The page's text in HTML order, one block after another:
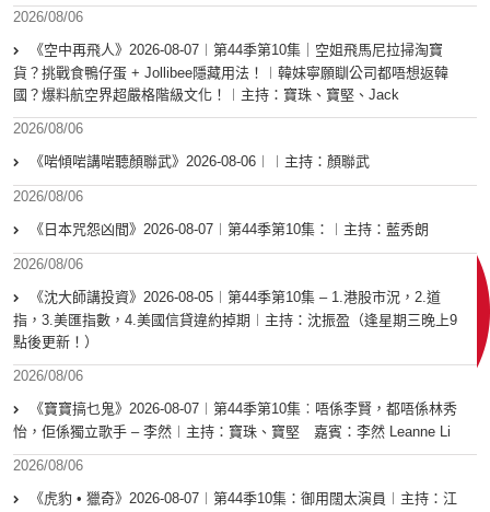
2026/08/06
《空中再飛人》2026-08-07︱第44季第10集｜空姐飛馬尼拉掃淘寶
貨？挑戰食鴨仔蛋 + Jollibee隱藏用法！︱韓妹寧願瞓公司都唔想返韓
國？爆料航空界超嚴格階級文化！︱主持：寶珠、寶堅、Jack
2026/08/06
《啱傾啱講啱聽顏聯武》2026-08-06︱︱主持：顏聯武
2026/08/06
《日本咒怨凶間》2026-08-07︱第44季第10集：︱主持：藍秀朗
2026/08/06
《沈大師講投資》2026-08-05︱第44季第10集 – 1.港股市況，2.道
指，3.美匯指數，4.美國信貸違約掉期︱主持：沈振盈（逢星期三晚上9
點後更新！）
2026/08/06
《寶寶搞乜鬼》2026-08-07︱第44季第10集︰唔係李賢，都唔係林秀
怡，佢係獨立歌手 – 李然︱主持：寶珠、寶堅 嘉賓：李然 Leanne Li
2026/08/06
《虎豹 • 獵奇》2026-08-07︱第44季10集：御用闊太演員︱主持：江